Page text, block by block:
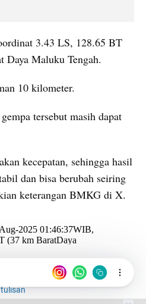
3.43 LS, 128.65 BT
Daya Maluku Tengah.
10 kilometer.
tersebut masih dapat
kecepatan, sehingga hasil
dan bisa berubah seiring
keterangan BMKG di X.
X post embed